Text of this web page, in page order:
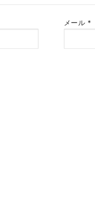
メール *